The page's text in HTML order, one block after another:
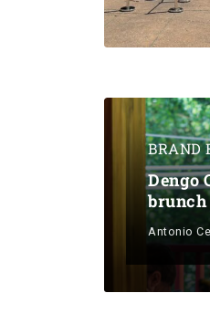
BRAND
Dengo
brunch
Antonio